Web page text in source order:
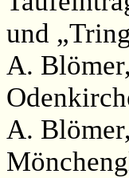
und
A.
A.